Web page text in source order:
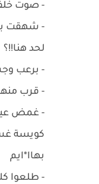
- صوت
- ‏شهقت
لحد هنا!!؟
- برعب
- قرب
- غمض
كويسة
بهاا*ايم
- ‏طلعوا